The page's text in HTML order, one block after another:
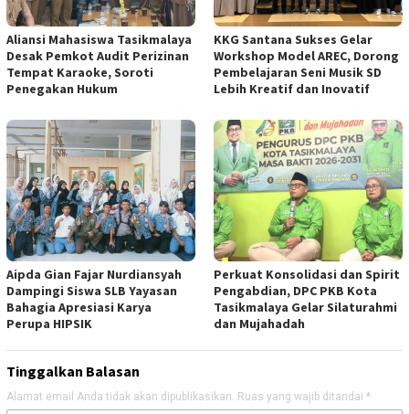
Aliansi Mahasiswa Tasikmalaya
Desak Pemkot Audit Perizinan
Tempat Karaoke, Soroti
Penegakan Hukum
KKG Santana Sukses Gelar
Workshop Model AREC, Dorong
Pembelajaran Seni Musik SD
Lebih Kreatif dan Inovatif
Aipda Gian Fajar Nurdiansyah
Dampingi Siswa SLB Yayasan
Bahagia Apresiasi Karya
Perupa HIPSIK
Perkuat Konsolidasi dan Spirit
Pengabdian, DPC PKB Kota
Tasikmalaya Gelar Silaturahmi
dan Mujahadah
Tinggalkan Balasan
Alamat email Anda tidak akan dipublikasikan. Ruas yang wajib ditandai *